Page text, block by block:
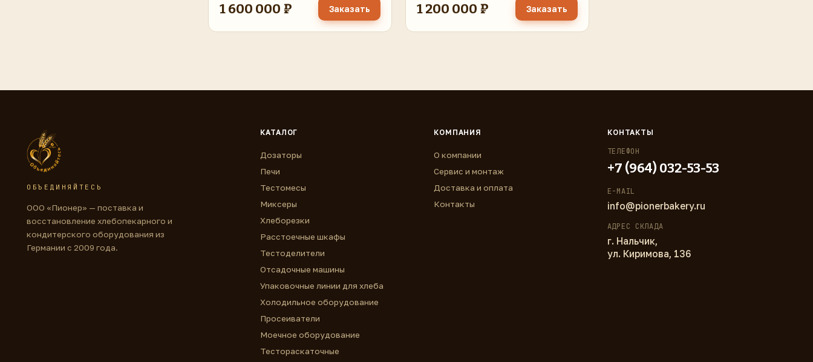
1 600 000 ₽ Заказать 1 200 000 ₽ Заказать
ОБЪЕДИНЯЙТЕСЬ
ООО «Пионер» — поставка и
восстановление хлебопекарного и
кондитерского оборудования из
Германии с 2009 года.
КАТАЛОГ
Дозаторы
Печи
Тестомесы
Миксеры
Хлеборезки
Расстоечные шкафы
Тестоделители
Отсадочные машины
Упаковочные линии для хлеба
Холодильное оборудование
Просеиватели
Моечное оборудование
Тестораскаточные
КОМПАНИЯ
О компании
Сервис и монтаж
Доставка и оплата
Контакты
КОНТАКТЫ
ТЕЛЕФОН
+7 (964) 032-53-53
E-MAIL
info@pionerbakery.ru
АДРЕС СКЛАДА
г. Нальчик,
ул. Киримова, 136